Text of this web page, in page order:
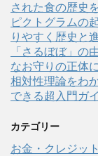
された食の歴史
ピクトグラムの
りやすく歴史と
「さるぼぼ」の
なお守りの正体
相対性理論をわ
できる超入門ガ
カテゴリー
お金・クレジッ